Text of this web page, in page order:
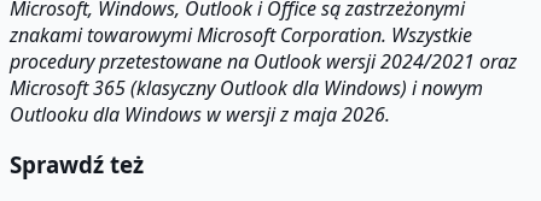
Microsoft, Windows, Outlook i Office są zastrzeżonymi
znakami towarowymi Microsoft Corporation. Wszystkie
procedury przetestowane na Outlook wersji 2024/2021 oraz
Microsoft 365 (klasyczny Outlook dla Windows) i nowym
Outlooku dla Windows w wersji z maja 2026.
Sprawdź też